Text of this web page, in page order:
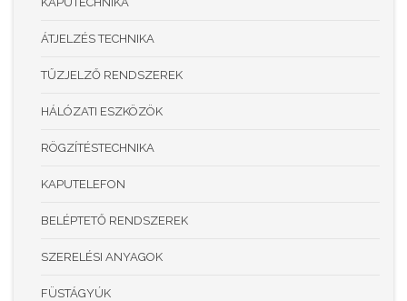
ÁTJELZÉS TECHNIKA
TŰZJELZŐ RENDSZEREK
HÁLÓZATI ESZKÖZÖK
RÖGZÍTÉSTECHNIKA
KAPUTELEFON
BELÉPTETŐ RENDSZEREK
SZERELÉSI ANYAGOK
FÜSTÁGYÚK